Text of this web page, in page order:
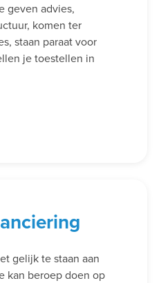
geven advies,
komen ter
staan paraat voor
je toestellen in
gelijk te staan aan
kan beroep doen op